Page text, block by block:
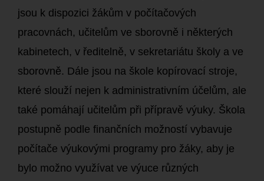
jsou k dispozici žákům v počítačových
pracovnách, učitelům ve sborovně i některých
kabinetech, v ředitelně, v sekretariátu školy a ve
sborovně. Dále jsou na škole kopírovací stroje,
které slouží nejen k administrativním účelům, ale
také pomáhají učitelům při přípravě výuky. Škola
postupně podle finančních možností vybavuje
počítače výukovými programy pro žáky, aby je
bylo možno využívat ve výuce různých